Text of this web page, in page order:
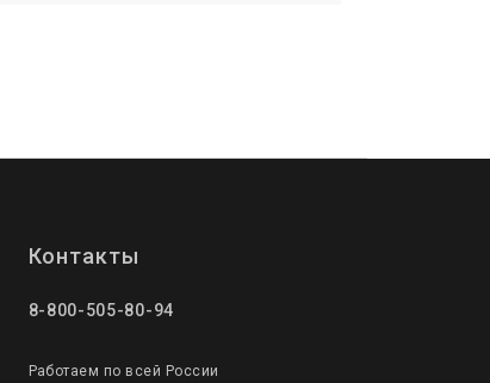
Контакты
8-800-505-80-94
Работаем по всей России